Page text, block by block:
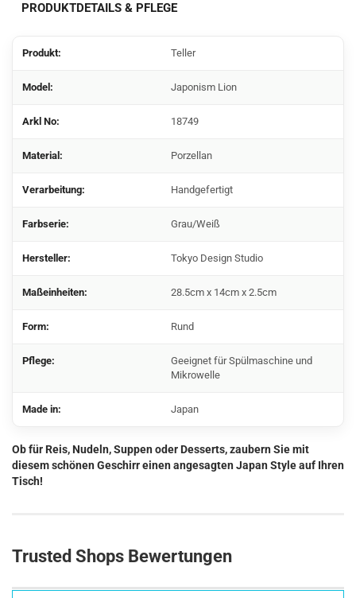
PRODUKTDETAILS & PFLEGE
Produkt: Teller
Model: Japonism Lion
Arkl No: 18749
Material: Porzellan
Verarbeitung: Handgefertigt
Farbserie: Grau/Weiß
Hersteller: Tokyo Design Studio
Maßeinheiten: 28.5cm x 14cm x 2.5cm
Form: Rund
Pflege:
Geeignet für Spülmaschine und
Mikrowelle
Made in: Japan
Ob für Reis, Nudeln, Suppen oder Desserts, zaubern Sie mit
diesem schönen Geschirr einen angesagten Japan Style auf Ihren
Tisch!
Trusted Shops Bewertungen